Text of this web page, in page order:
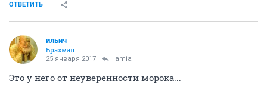
ОТВЕТИТЬ
ильич
Брахман
25 января 2017 lamia
Это у него от неуверенности морока...